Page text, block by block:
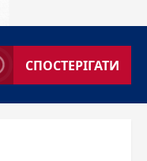
СПОСТЕРІГАТИ